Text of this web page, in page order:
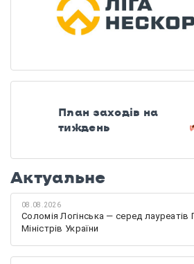
План заходів на
тиждень
Актуальне
08.08.2026
Соломія Логінська — серед лауреатів
Міністрів України